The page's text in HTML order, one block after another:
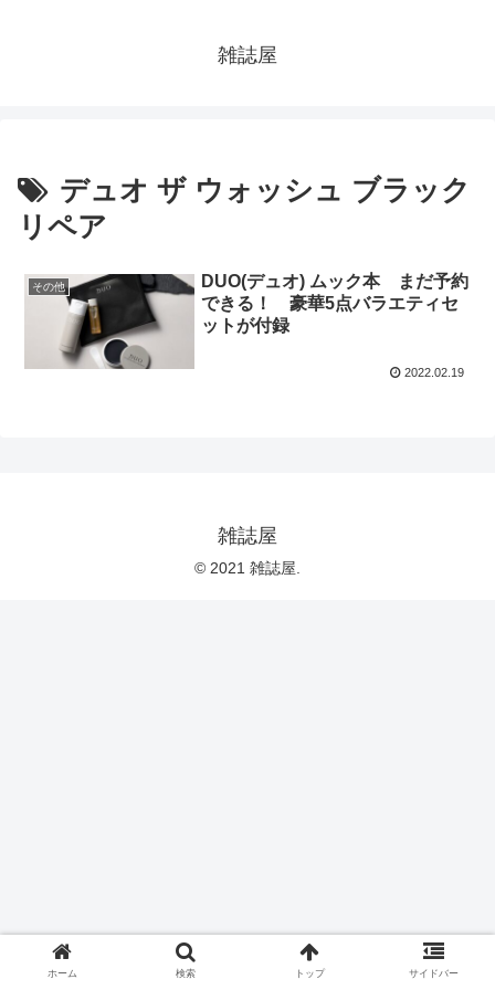
雑誌屋
デュオ ザ ウォッシュ ブラック
リペア
その他
DUO(デュオ) ムック本 まだ予約
できる！ 豪華5点バラエティセ
ットが付録
2022.02.19
雑誌屋
© 2021 雑誌屋.
ホーム 検索 トップ サイドバー